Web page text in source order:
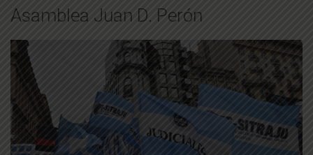
Asamblea Juan D. Perón